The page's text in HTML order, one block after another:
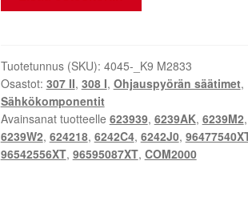
Citroën
6242C4
määrä
Tuotetunnus (SKU): 4045-_K9 M2833
Osastot: 307 II, 308 I, Ohjauspyörän säätimet,
Sähkökomponentit
Avainsanat tuotteelle 623939, 6239AK, 6239M2,
6239W2, 624218, 6242C4, 6242J0,
96542556XT, 96595087XT, COM2000